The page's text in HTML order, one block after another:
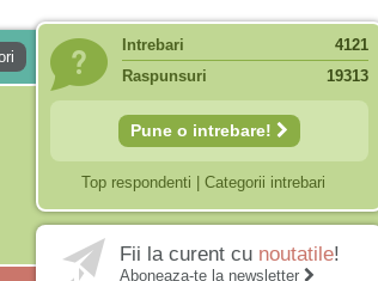
Intrebari
4121
Raspunsuri
19313
Pune o intrebare!
Top respondenti Categorii intrebari
Fii la curent cu noutatile!
Aboneaza-te la newsletter